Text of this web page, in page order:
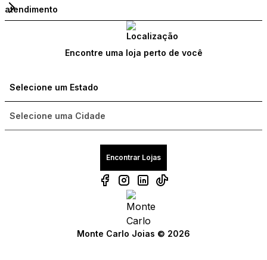
Compre com um Embaixador
Compre com um Embaixador
atendimento
Encontre uma loja perto de você
Encontrar Lojas
Monte Carlo Joias © 2026
Compre com um Embaixador